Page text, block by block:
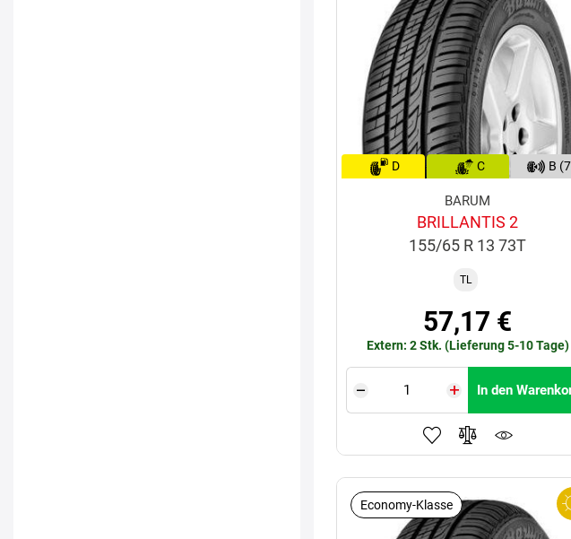
D C B
BARUM
BRILLANTIS 2
155/65 R 13 73T
TL
57,17 €
Extern: 2 Stk. (Lieferung 5-10 Tage)
In den
Economy-Klasse